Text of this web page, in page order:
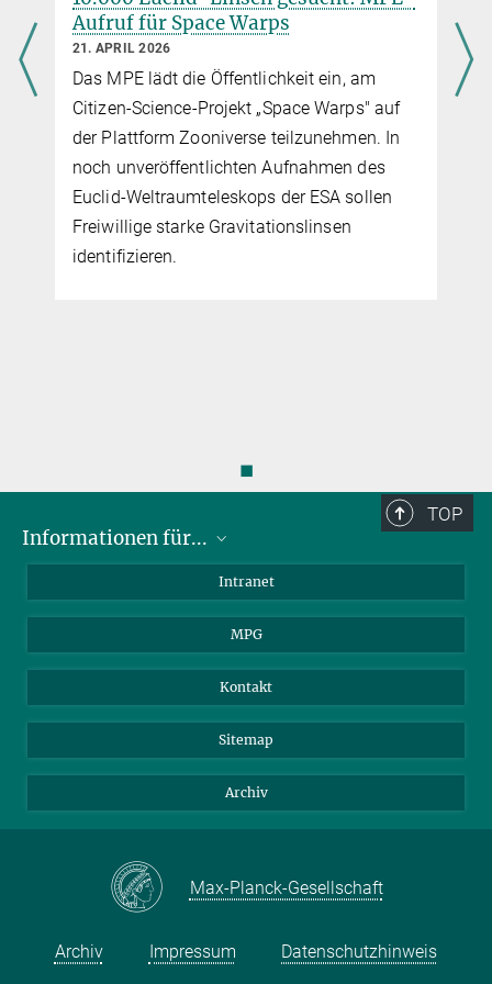
Aufruf für Space Warps
21. APRIL 2026
Das MPE lädt die Öffentlichkeit ein, am
Citizen-Science-Projekt „Space Warps" auf
der Plattform Zooniverse teilzunehmen. In
noch unveröffentlichten Aufnahmen des
Euclid-Weltraumteleskops der ESA sollen
Freiwillige starke Gravitationslinsen
identifizieren.
◼
TOP
Informationen für...
Journalisten
Intranet
MPG
Kontakt
Sitemap
Archiv
Max-Planck-Gesellschaft
Archiv Impressum Datenschutzhinweis